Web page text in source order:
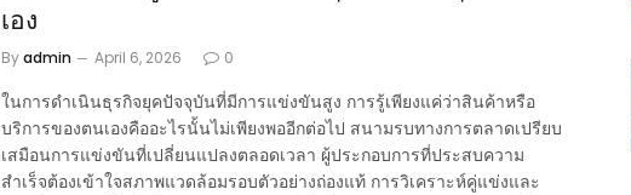
เอง
By admin April 6, 2026 0
ในการดำเนินธุรกิจยุคปัจจุบันที่มีการแข่งขันสูง การรู้เพียงแค่ว่าสินค้าหรือ
บริการของตนเองคืออะไรนั้นไม่เพียงพออีกต่อไป สนามรบทางการตลาดเปรียบ
เสมือนการแข่งขันที่เปลี่ยนแปลงตลอดเวลา ผู้ประกอบการที่ประสบความ
สำเร็จต้องเข้าใจสภาพแวดล้อมรอบตัวอย่างถ่องแท้ การวิเคราะห์คู่แข่งและ